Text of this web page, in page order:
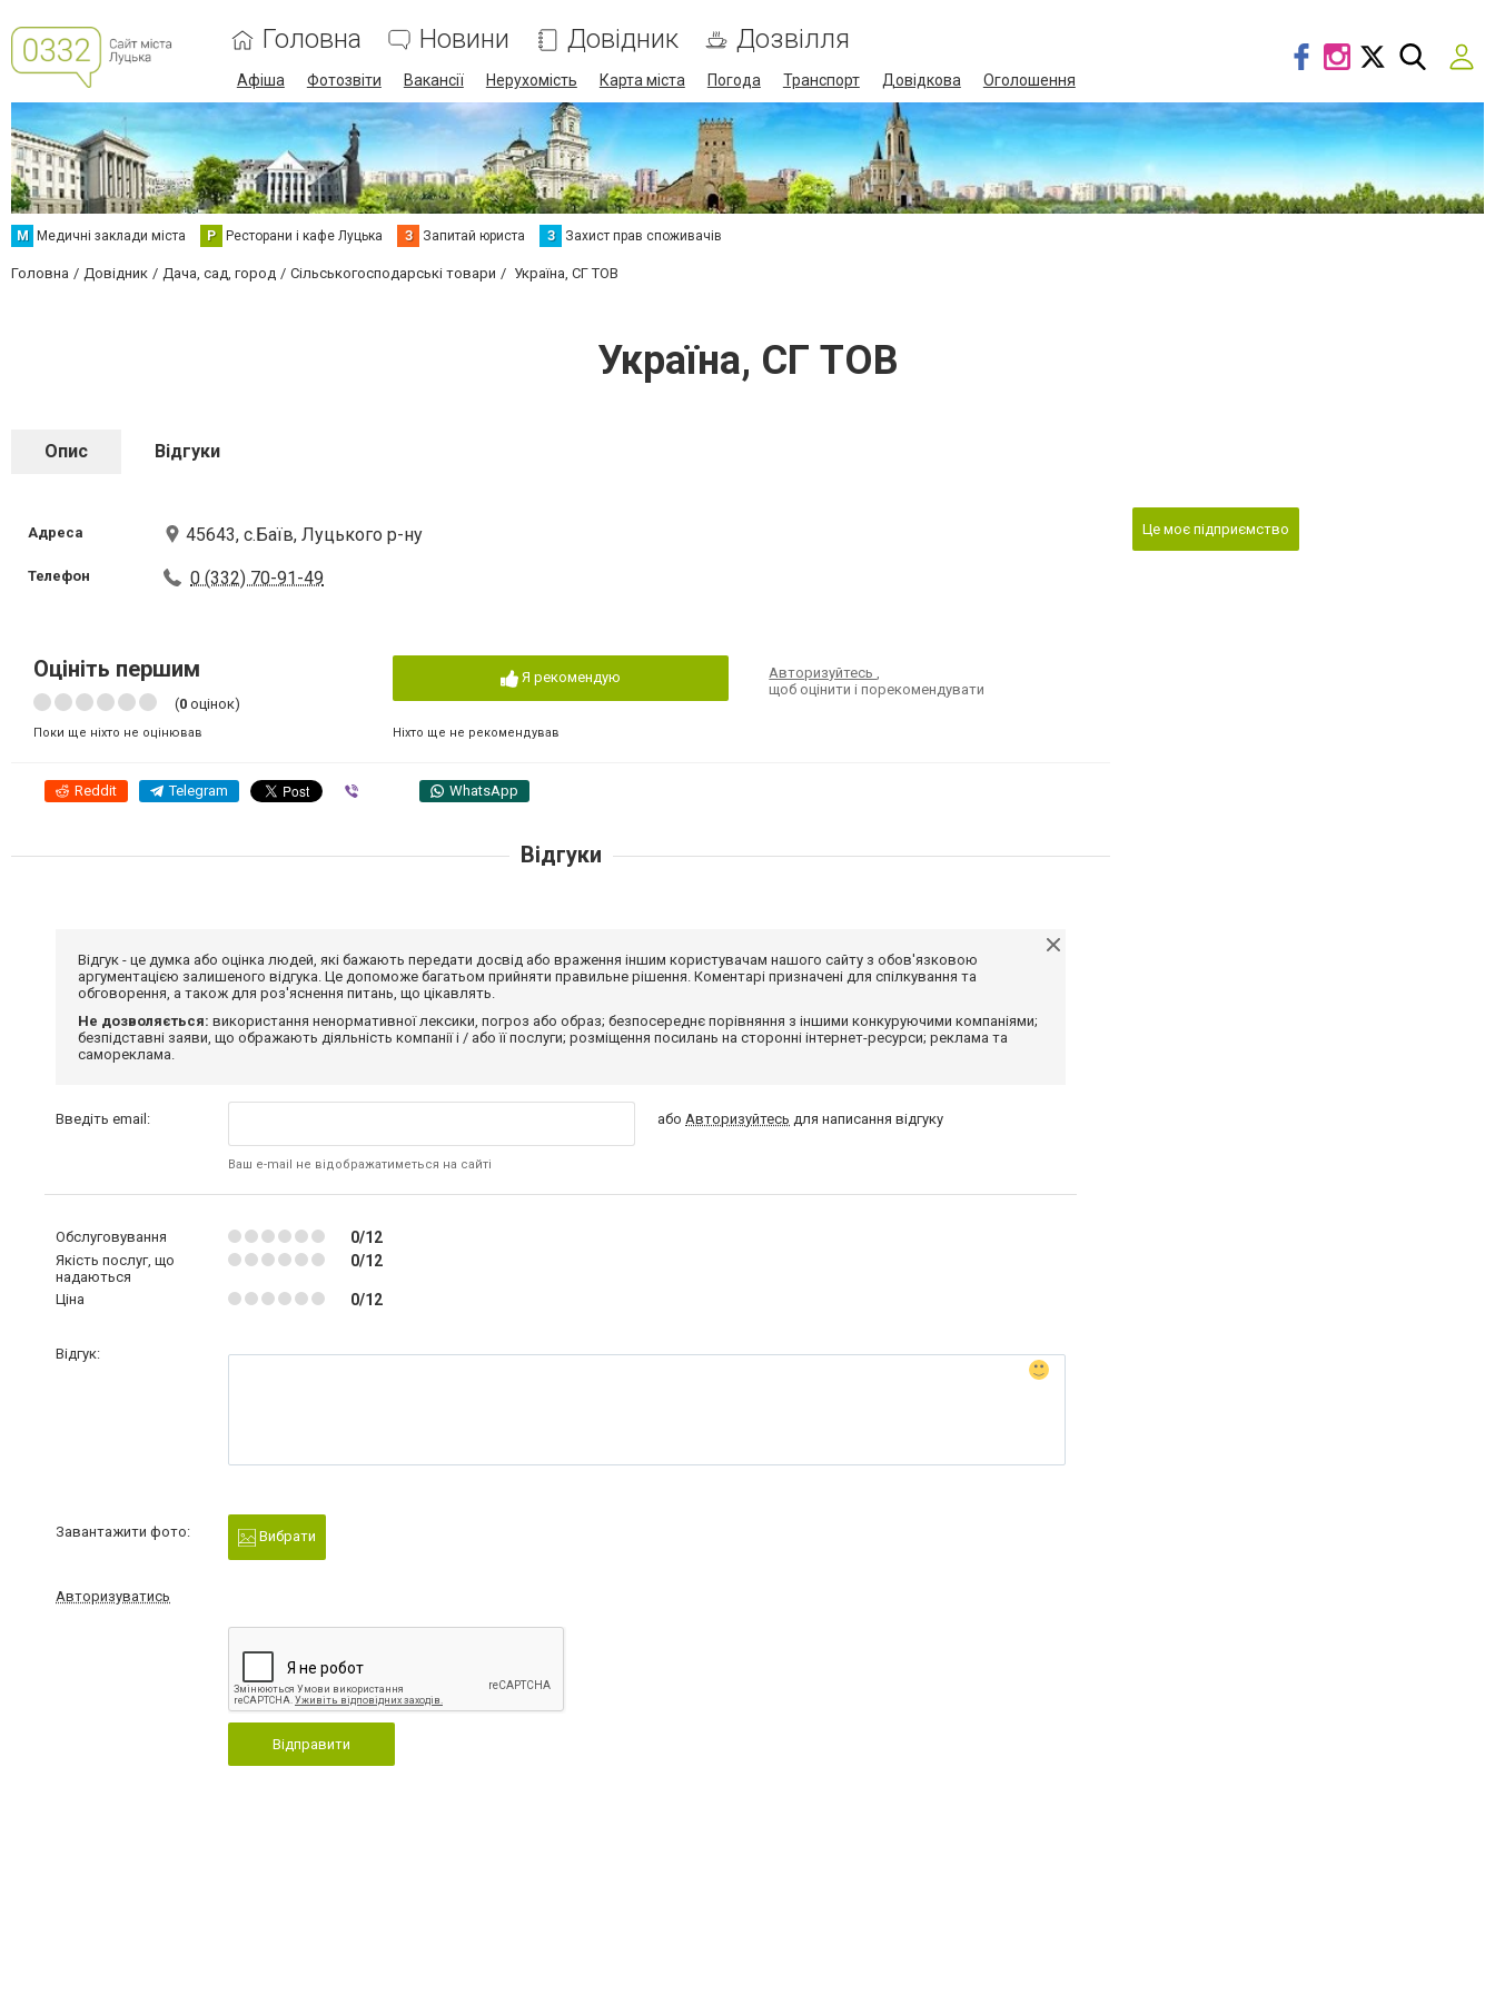
Головна Новини Довідник Дозвілля
Афіша Фотозвіти Вакансії Нерухомість Карта міста Погода Транспорт Довідкова Оголошення
М Медичні заклади міста Р Ресторани і кафе Луцька З Запитай юриста З Захист прав споживачів
Головна Довідник Дача, сад, город Сільськогосподарські товари Україна, СГ ТОВ
Україна, СГ ТОВ
Опис Відгуки
Адреса 45643, с.Баїв, Луцького р-ну
Телефон 0 (332) 70-91-49
Оцініть першим
(0 оцінок)
Поки ще ніхто не оцінював
Я рекомендую
Ніхто ще не рекомендував
Авторизуйтесь,
щоб оцінити і порекомендувати
Reddit Telegram WhatsApp
Це моє підприємство
Відгуки
Відгук - це думка або оцінка людей, які бажають передати досвід або враження іншим користувачам нашого сайту з обов'язковою
аргументацією залишеного відгука. Це допоможе багатьом прийняти правильне рішення. Коментарі призначені для спілкування та
обговорення, а також для роз'яснення питань, що цікавлять.
Не дозволяється: використання ненормативної лексики, погроз або образ; безпосереднє порівняння з іншими конкуруючими компаніями;
безпідставні заяви, що ображають діяльність компанії і / або її послуги; розміщення посилань на сторонні інтернет-ресурси; реклама та
самореклама.
Введіть email:
Ваш e-mail не відображатиметься на сайті
абоАвторизуйтесь для написання відгуку
Обслуговування 0/12
Якість послуг, що
надаються
0/12
Ціна 0/12
Відгук:
Завантажити фото: Вибрати
Авторизуватись
Відправити